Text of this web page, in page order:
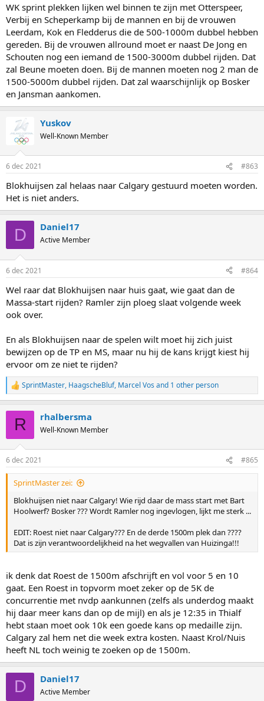
WK sprint plekken lijken wel binnen te zijn met Otterspeer,
Verbij en Scheperkamp bij de mannen en bij de vrouwen
Leerdam, Kok en Fledderus die de 500-1000m dubbel hebben
gereden. Bij de vrouwen allround moet er naast De Jong en
Schouten nog een iemand de 1500-3000m dubbel rijden. Dat
zal Beune moeten doen. Bij de mannen moeten nog 2 man de
1500-5000m dubbel rijden. Dat zal waarschijnlijk op Bosker
en Jansman aankomen.
Yuskov
Well-Known Member
6 dec 2021 #863
Blokhuijsen zal helaas naar Calgary gestuurd moeten worden.
Het is niet anders.
D Daniel17
Active Member
6 dec 2021 #864
Wel raar dat Blokhuijsen naar huis gaat, wie gaat dan de
Massa-start rijden? Ramler zijn ploeg slaat volgende week
ook over.
En als Blokhuijsen naar de spelen wilt moet hij zich juist
bewijzen op de TP en MS, maar nu hij de kans krijgt kiest hij
ervoor om ze niet te rijden?
R
e
s
:
SprintMaster, HaagscheBluf, Marcel Vos and 1 other person
R rhalbersma
Well-Known Member
6 dec 2021 #865
SprintMaster zei:
Blokhuijsen niet naar Calgary! Wie rijd daar de mass start met Bart
Hoolwerf? Bosker ??? Wordt Ramler nog ingevlogen, lijkt me sterk ...
EDIT: Roest niet naar Calgary??? En de derde 1500m plek dan ????
Dat is zijn verantwoordelijkheid na het wegvallen van Huizinga!!!
ik denk dat Roest de 1500m afschrijft en vol voor 5 en 10
gaat. Een Roest in topvorm moet zeker op de 5K de
concurrentie met nvdp aankunnen (zelfs als underdog maakt
hij daar meer kans dan op de mijl) en als je 12:35 in Thialf
hebt staan moet ook 10k een goede kans op medaille zijn.
Calgary zal hem net die week extra kosten. Naast Krol/Nuis
heeft NL toch weinig te zoeken op de 1500m.
D Daniel17
Active Member